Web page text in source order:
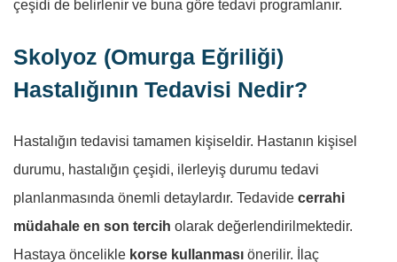
çeşidi de belirlenir ve buna göre tedavi programlanır.
Skolyoz (Omurga Eğriliği)
Hastalığının Tedavisi Nedir?
Hastalığın tedavisi tamamen kişiseldir. Hastanın kişisel
durumu, hastalığın çeşidi, ilerleyiş durumu tedavi
planlanmasında önemli detaylardır. Tedavide cerrahi
müdahale en son tercih olarak değerlendirilmektedir.
Hastaya öncelikle korse kullanması önerilir. İlaç